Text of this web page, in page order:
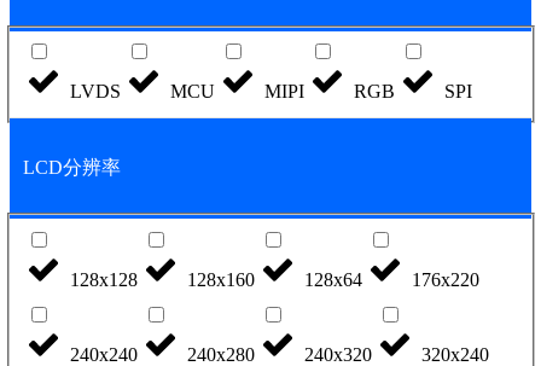
LVDS MCU MIPI RGB SPI
LCD分辨率
128x128 128x160 128x64 176x220
240x240 240x280 240x320 320x240